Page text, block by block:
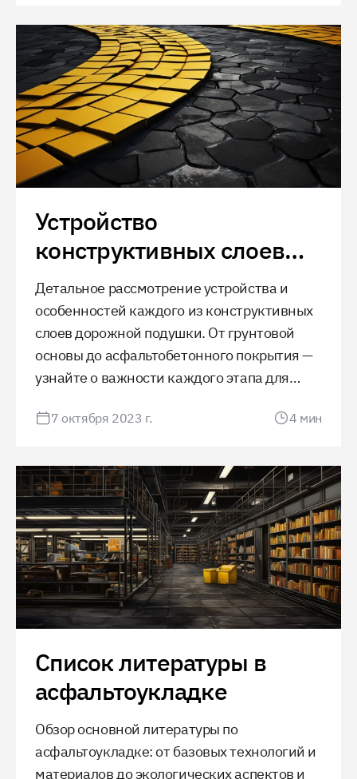
Устройство
конструктивных слоев
дорожной подушки
Детальное рассмотрение устройства и
особенностей каждого из конструктивных
слоев дорожной подушки. От грунтовой
основы до асфальтобетонного покрытия —
узнайте о важности каждого этапа для
безопасности дорожного полотна.
7 октября 2023 г. 4 мин
Список литературы в
асфальтоукладке
Обзор основной литературы по
асфальтоукладке: от базовых технологий и
материалов до экологических аспектов и